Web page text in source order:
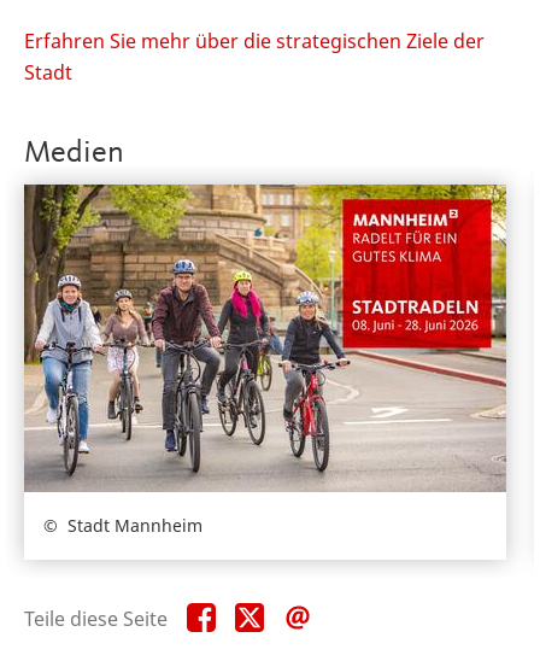
Erfahren Sie mehr über die strategischen Ziele der
Stadt
Medien
Stadt Mannheim
Teile diese Seite Teile
diese
Teile
diese